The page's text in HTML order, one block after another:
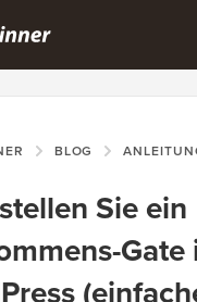
BLOG
Sie ein
Gate